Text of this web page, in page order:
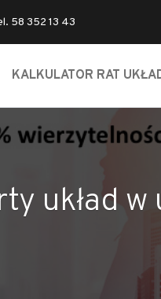
58 352 13 43
KALKULATOR RAT
układ